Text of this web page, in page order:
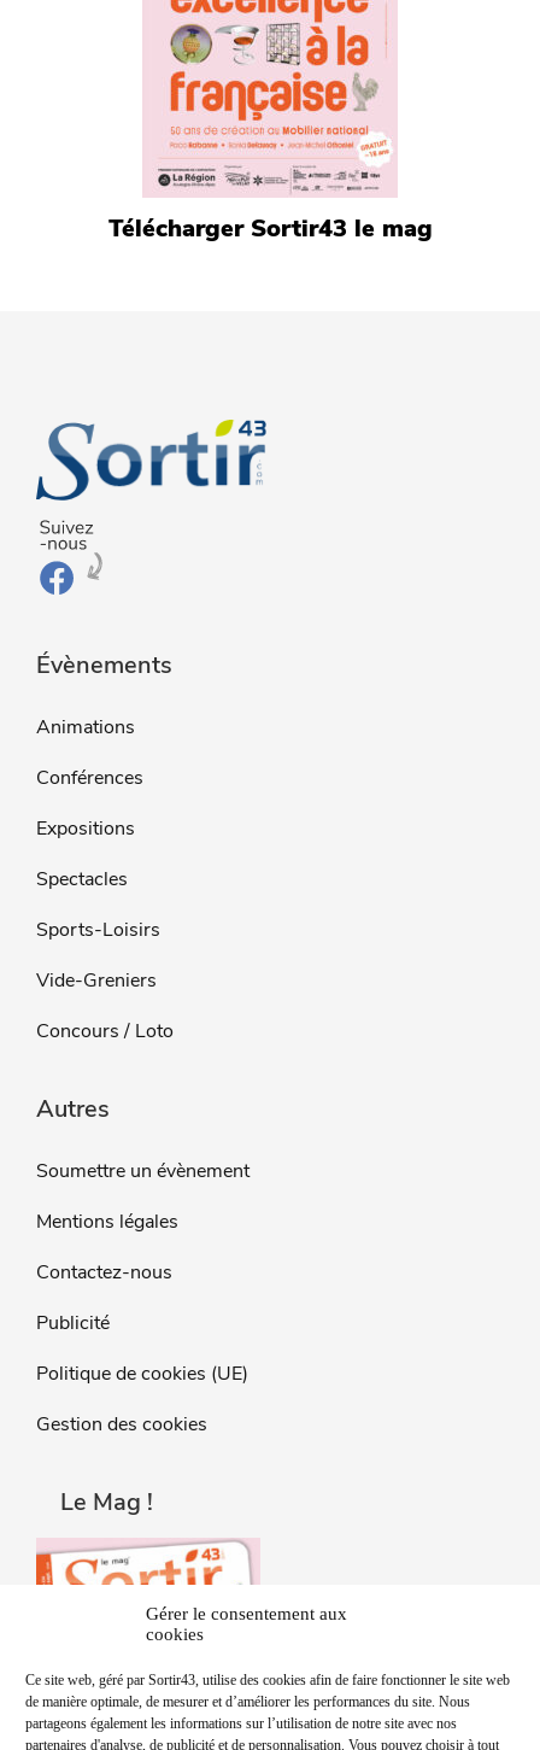
Gérer le consentement aux
cookies
Ce site web, géré par Sortir43, utilise des cookies afin de faire fonctionner le site web
de manière optimale, de mesurer et d’améliorer les performances du site. Nous
partageons également les informations sur l’utilisation de notre site avec nos
partenaires d'analyse, de publicité et de personnalisation. Vous pouvez choisir à tout
Télécharger Sortir43 le mag
Évènements
Animations
Conférences
Expositions
Spectacles
Sports-Loisirs
Vide-Greniers
Concours / Loto
Autres
Soumettre un évènement
Mentions légales
Contactez-nous
Publicité
Politique de cookies (UE)
Gestion des cookies
Le Mag !